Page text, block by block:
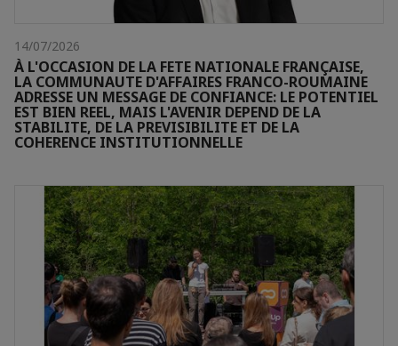
14/07/2026
À L'OCCASION DE LA FETE NATIONALE FRANÇAISE,
LA COMMUNAUTE D'AFFAIRES FRANCO-ROUMAINE
ADRESSE UN MESSAGE DE CONFIANCE: LE POTENTIEL
EST BIEN REEL, MAIS L'AVENIR DEPEND DE LA
STABILITE, DE LA PREVISIBILITE ET DE LA
COHERENCE INSTITUTIONNELLE